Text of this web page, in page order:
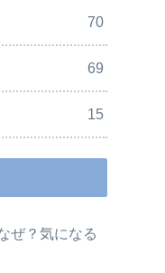
70
69
15
ぜ？気になる